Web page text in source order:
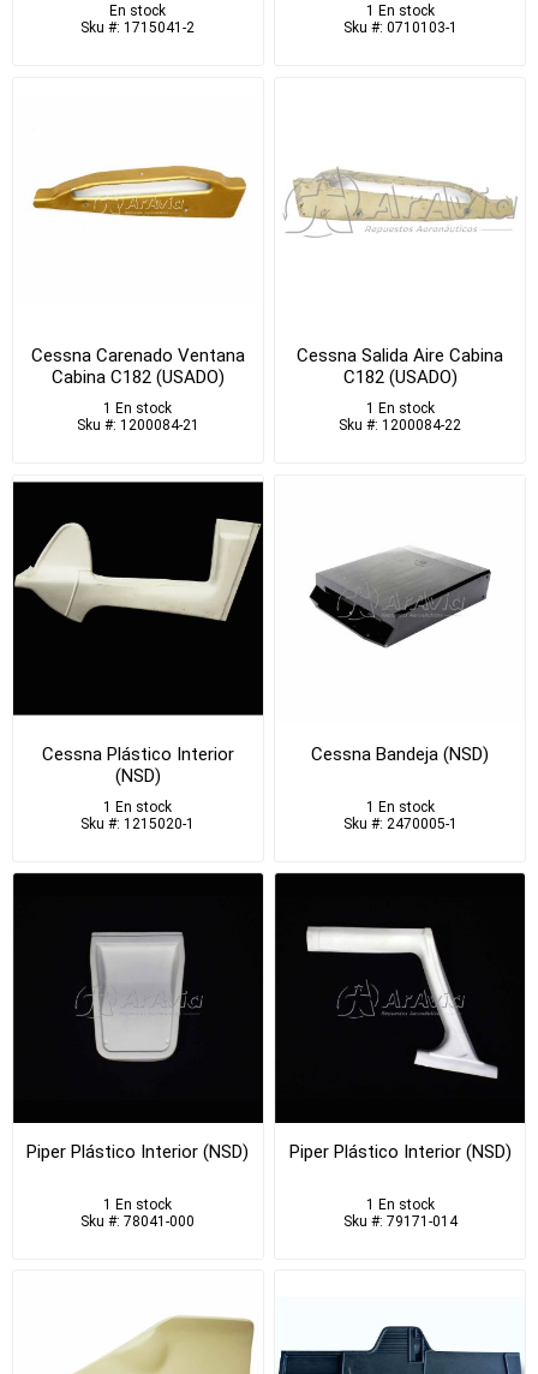
En stock
Sku #: 1715041-2
1 En stock
Sku #: 0710103-1
Cessna Carenado Ventana
Cabina C182 (USADO)
1 En stock
Sku #: 1200084-21
Cessna Salida Aire Cabina
C182 (USADO)
1 En stock
Sku #: 1200084-22
Cessna Plástico Interior
(NSD)
1 En stock
Sku #: 1215020-1
Cessna Bandeja (NSD)
1 En stock
Sku #: 2470005-1
Piper Plástico Interior (NSD)
1 En stock
Sku #: 78041-000
Piper Plástico Interior (NSD)
1 En stock
Sku #: 79171-014